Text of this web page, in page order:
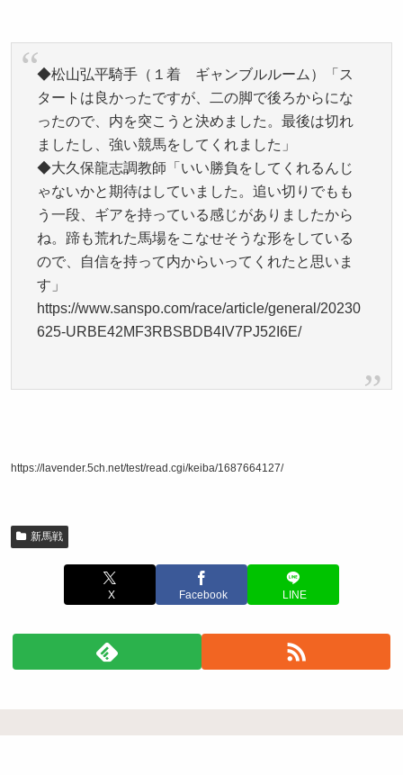
◆松山弘平騎手（１着 ギャンブルルーム）「ス
タートは良かったですが、二の脚で後ろからにな
ったので、内を突こうと決めました。最後は切れ
ましたし、強い競馬をしてくれました」
◆大久保龍志調教師「いい勝負をしてくれるんじ
ゃないかと期待はしていました。追い切りでもも
う一段、ギアを持っている感じがありましたから
ね。蹄も荒れた馬場をこなせそうな形をしている
ので、自信を持って内からいってくれたと思いま
す」
https://www.sanspo.com/race/article/general/20230
625-URBE42MF3RBSBDB4IV7PJ52I6E/
https://lavender.5ch.net/test/read.cgi/keiba/1687664127/
新馬戦
X Facebook LINE